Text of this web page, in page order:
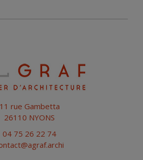
11 rue Gambetta
26110 NYONS
04 75 26 22 74